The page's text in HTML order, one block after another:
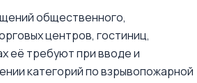
общественного,
центров, гостиниц,
её требуют при вводе и
категорий по взрывопожарной